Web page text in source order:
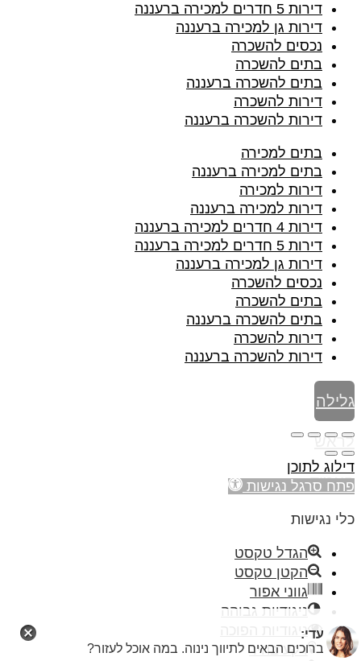
דירות 5 חדרים למכירה ברעננה
דירות גן למכירה ברעננה
נכסים להשכרה
בתים להשכרה
בתים להשכרה ברעננה
דירות להשכרה
דירות להשכרה ברעננה
בתים למכירה
בתים למכירה ברעננה
דירות למכירה
דירות למכירה ברעננה
דירות 4 חדרים למכירה ברעננה
דירות 5 חדרים למכירה ברעננה
דירות גן למכירה ברעננה
נכסים להשכרה
בתים להשכרה
בתים להשכרה ברעננה
דירות להשכרה
דירות להשכרה ברעננה
גלילה
לראש
העמוד
עדי:
ברוכים הבאים לתיווך נינוה. במה אוכל לעזור?
דילוג לתוכן
פתח סרגל נגישות
כלי נגישות
הגדל טקסט
הקטן טקסט
גווני אפור
ניגודיות גבוהה
ניגודיות הפוכה
רקע בהיר